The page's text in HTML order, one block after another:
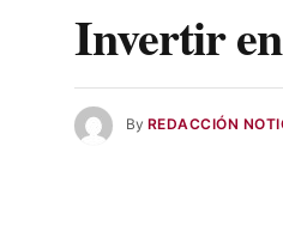
Invertir
By REDACCIÓN